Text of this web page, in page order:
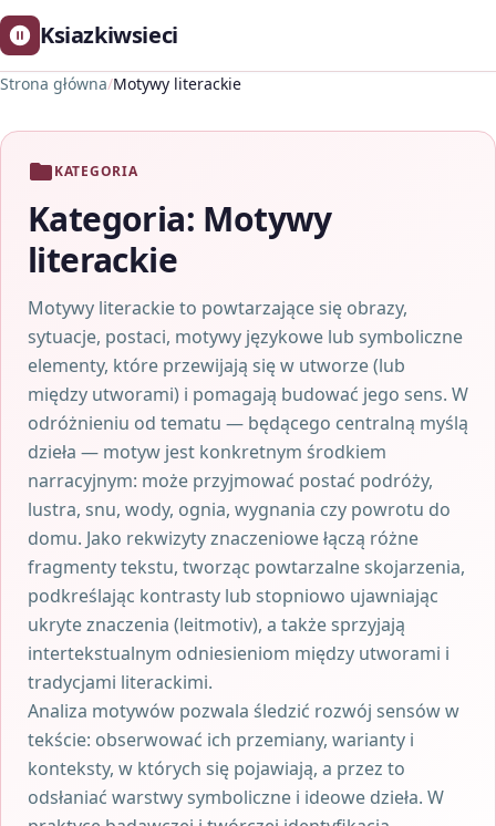
Ksiazkiwsieci
Strona główna/Motywy literackie
KATEGORIA
Kategoria: Motywy
literackie
Motywy literackie to powtarzające się obrazy,
sytuacje, postaci, motywy językowe lub symboliczne
elementy, które przewijają się w utworze (lub
między utworami) i pomagają budować jego sens. W
odróżnieniu od tematu — będącego centralną myślą
dzieła — motyw jest konkretnym środkiem
narracyjnym: może przyjmować postać podróży,
lustra, snu, wody, ognia, wygnania czy powrotu do
domu. Jako rekwizyty znaczeniowe łączą różne
fragmenty tekstu, tworząc powtarzalne skojarzenia,
podkreślając kontrasty lub stopniowo ujawniając
ukryte znaczenia (leitmotiv), a także sprzyjają
intertekstualnym odniesieniom między utworami i
tradycjami literackimi.
Analiza motywów pozwala śledzić rozwój sensów w
tekście: obserwować ich przemiany, warianty i
konteksty, w których się pojawiają, a przez to
odsłaniać warstwy symboliczne i ideowe dzieła. W